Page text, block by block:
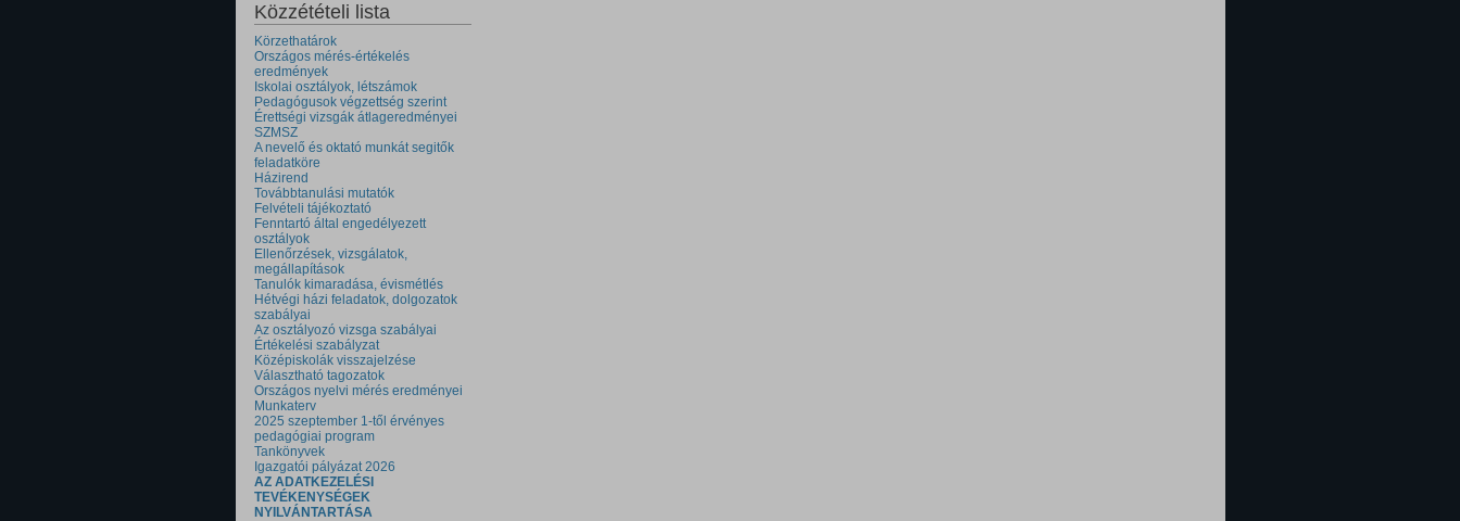
Közzétételi lista
Körzethatárok
Országos mérés-értékelés
eredmények
Iskolai osztályok, létszámok
Pedagógusok végzettség szerint
Érettségi vizsgák átlageredményei
SZMSZ
A nevelő és oktató munkát segitők
feladatköre
Házirend
Továbbtanulási mutatók
Felvételi tájékoztató
Fenntartó által engedélyezett
osztályok
Ellenőrzések, vizsgálatok,
megállapítások
Tanulók kimaradása, évismétlés
Hétvégi házi feladatok, dolgozatok
szabályai
Az osztályozó vizsga szabályai
Értékelési szabályzat
Középiskolák visszajelzése
Választható tagozatok
Országos nyelvi mérés eredményei
Munkaterv
2025 szeptember 1-től érvényes
pedagógiai program
Tankönyvek
Igazgatói pályázat 2026
AZ ADATKEZELÉSI
TEVÉKENYSÉGEK
NYILVÁNTARTÁSA